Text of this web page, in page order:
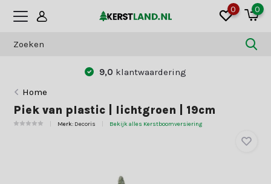
0 0
9,0 klantwaardering
Home
Piek van plastic | lichtgroen | 19cm
Merk: Decoris Bekijk alles Kerstboomversiering